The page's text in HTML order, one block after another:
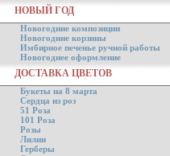
НОВЫЙ ГОД
Новогодние композиции
Новогодние корзины
Имбирное печенье ручной работы
Новогоднее оформление
ДОСТАВКА ЦВЕТОВ
Букеты на 8 марта
Сердца из роз
51 Роза
101 Роза
Розы
Лилии
Герберы